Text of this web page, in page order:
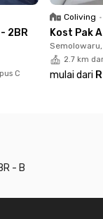
dapur,
renang, gym,
ini
apartemen
segera
2BR
C
Coliving •
Kost Pak
2.7 km
mulai dari
- B